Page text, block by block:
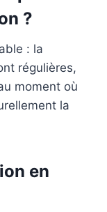
?
: la
régulières,
moment où
la
en